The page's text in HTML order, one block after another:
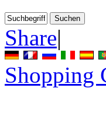
Share|
Shopping